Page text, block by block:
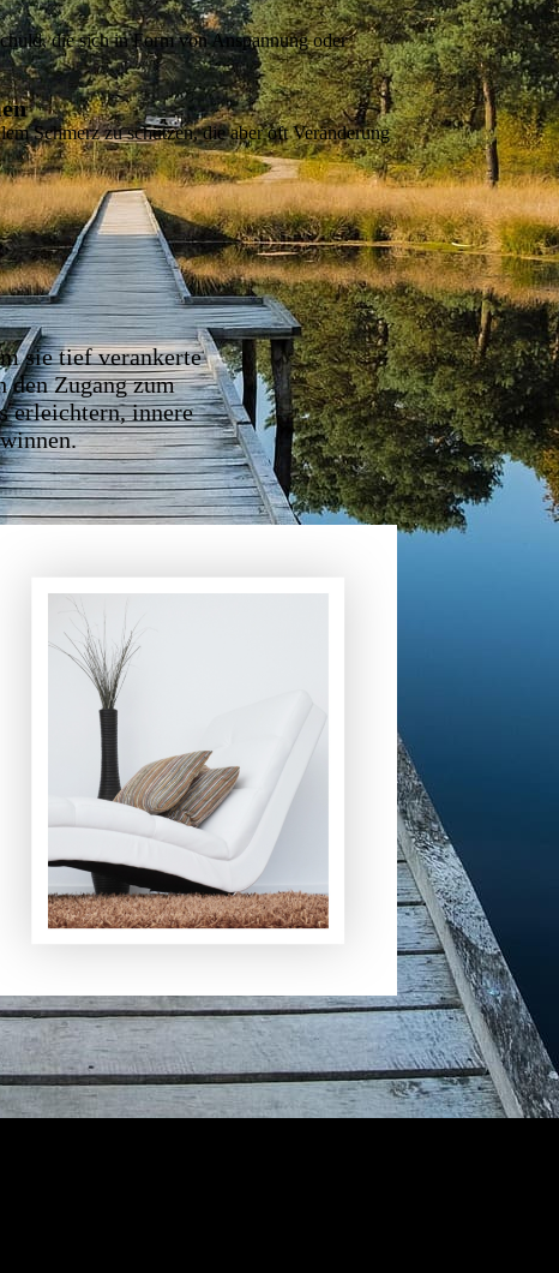
die sich in Form von Anspannung oder
Schmerz zu schützen, die aber oft Veränderung
sie tief verankerte
den Zugang zum
erleichtern, innere